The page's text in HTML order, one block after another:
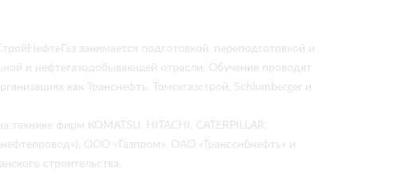
занимается подготовкой, переподготовкой и
и нефтегазодобывающей отрасли. Обучение проводят
как Транснефть, Томскгазстрой, Schlumberger и
фирм KOMATSU, HITACHI, CATERPILLAR.
ООО «Газпром», ОАО «Транссибнефть» и
строительства.